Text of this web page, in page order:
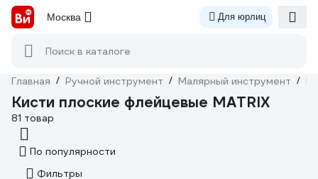
Москва Для юрлиц
Поиск в каталоге
Главная / Ручной инструмент / Малярный инструмент /
Кисти плоские флейцевые MATRIX
81 товар
По популярности
Фильтры